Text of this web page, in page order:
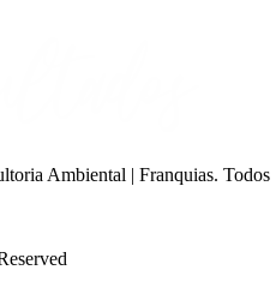
Ambiental | Franquias. Todos